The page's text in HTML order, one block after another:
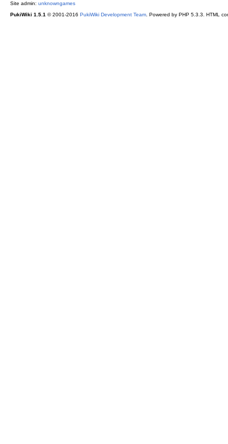
Site admin: unknowngames
PukiWiki 1.5.1 © 2001-2016 PukiWiki Development Team. Powered by PHP 5.3.3. HTML